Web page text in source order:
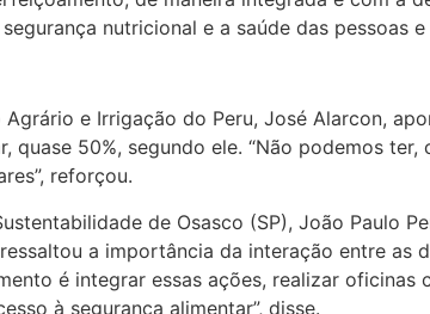
nutricional e a saúde das pessoas
e Irrigação do Peru, José Alarcon,
quase 50%, segundo ele. “Não podemos
reforçou.
de Osasco (SP), João Paulo
a importância da interação entre as
é integrar essas ações, realizar
à segurança alimentar”, disse.